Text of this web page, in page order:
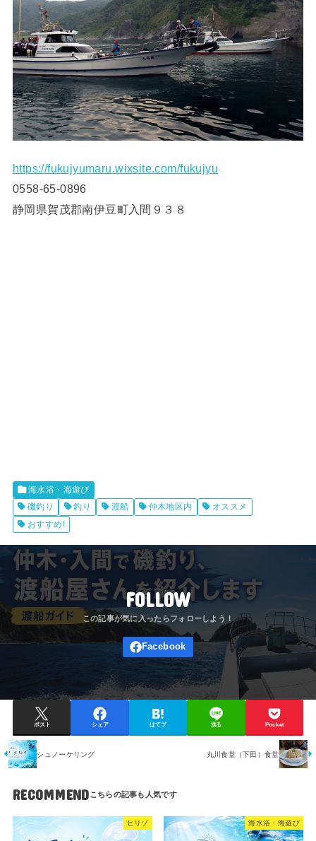
https://fukujyumaru.wixsite.com/fukujyu
0558-65-0896
静岡県賀茂郡南伊豆町入間９３８
海水浴・海遊び
磯釣り
釣り 渡船 仲木地区内
オススメ
おすすめ!
FOLLOW
ポスト シェア はてブ 送る Pocket
シュノーケリング 丸川食堂（下田）食堂
RECOMMEND
ヒリゾ 海水浴・海遊び